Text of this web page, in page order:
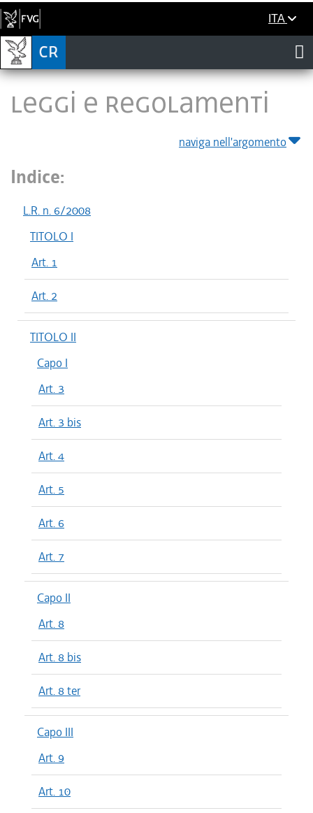
ITA
LEGGI E REGOLAMENTI
naviga nell'argomento
Indice:
L.R. n. 6/2008
TITOLO I
Art. 1
Art. 2
TITOLO II
Capo I
Art. 3
Art. 3 bis
Art. 4
Art. 5
Art. 6
Art. 7
Capo II
Art. 8
Art. 8 bis
Art. 8 ter
Capo III
Art. 9
Art. 10